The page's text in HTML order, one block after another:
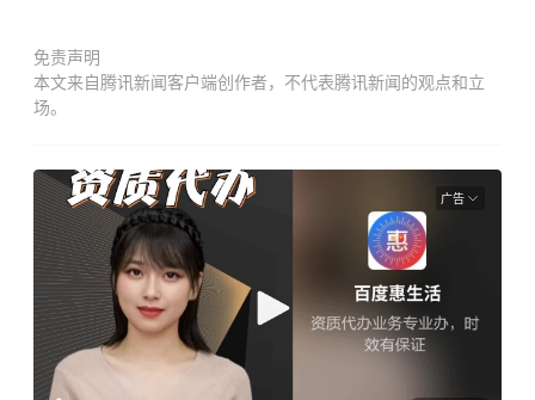
免责声明
本文来自腾讯新闻客户端创作者，不代表腾讯新闻的观点和立
场。
广告